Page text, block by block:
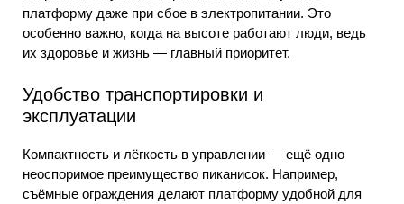
платформу даже при сбое в электропитании. Это
особенно важно, когда на высоте работают люди, ведь
их здоровье и жизнь — главный приоритет.
Удобство транспортировки и
эксплуатации
Компактность и лёгкость в управлении — ещё одно
неоспоримое преимущество пиканисок. Например,
съёмные ограждения делают платформу удобной для